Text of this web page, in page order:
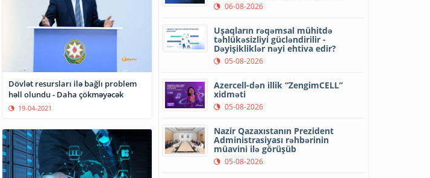
Dövlət resursları ilə bağlı problem
həll olundu - Daha çökməyəcək
19-04-2021
06-08-2026
Uşaqların rəqəmsal mühitdə
təhlükəsizliyi gücləndirilir -
Dəyişikliklər nəyi ehtiva edir?
05-08-2026
Azercell-dən illik “ZengimCELL”
xidməti
05-08-2026
Nazir Qazaxıstanın Prezident
Administrasiyası rəhbərinin
müavini ilə görüşüb
05-08-2026